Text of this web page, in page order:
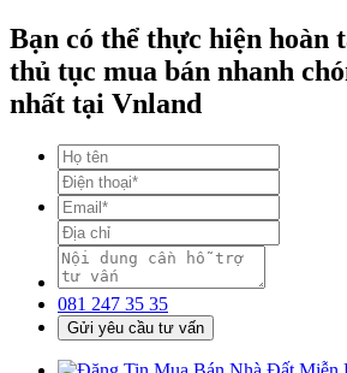
Bạn có thể thực hiện hoàn
thủ tục mua bán nhanh
nhất tại Vnland
081 247 35 35
Gửi yêu cầu tư vấn